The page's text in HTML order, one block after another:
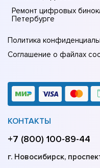
Ремонт цифровых
Петербурге
Политика
Соглашение о файлах
КОНТАКТЫ
+7 (800) 100-89-44
г. Новосибирск,